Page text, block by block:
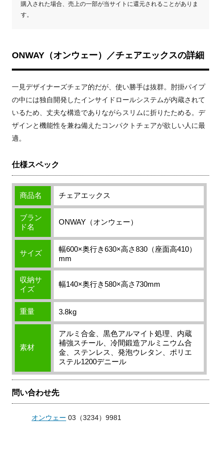
購入された場合、売上の一部が当サイトに還元されることがありま
す。
ONWAY（オンウェー）／チェアエックスの詳細
一見デザイナーズチェア的だが、使い勝手は抜群。肘掛パイプ
の中には独自開発したインサイドロールシステムが内蔵されて
いるため、丈夫な構造でありながらスリムに折りたためる。デ
ザインと機能性を兼ね備えたコンパクトチェアが欲しい人に最
適。
仕様スペック
商品名 チェアエックス
ブラン
ド名
ONWAY（オンウェー）
サイズ
幅600×奥行き630×高さ830（座面高410）
mm
収納サ
イズ
幅140×奥行き580×高さ730mm
重量 3.8kg
素材
アルミ合金、黒色アルマイト処理、内蔵
補強スチール、冷間鍛造アルミニウム合
金、ステンレス、発泡ウレタン、ポリエ
ステル1200デニール
問い合わせ先
オンウェー 03（3234）9981